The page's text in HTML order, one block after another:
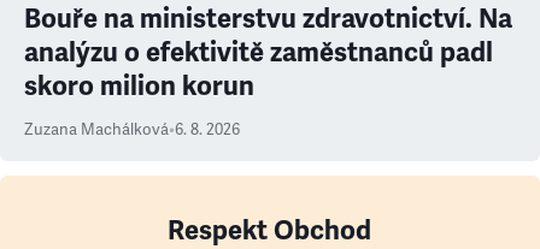
Bouře na ministerstvu zdravotnictví. Na
analýzu o efektivitě zaměstnanců padl
skoro milion korun
Zuzana Machálková•6. 8. 2026
Respekt Obchod